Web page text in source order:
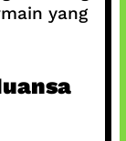
yang